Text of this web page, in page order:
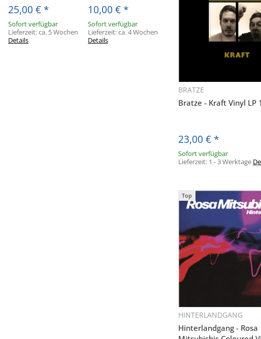
BRATZE
Bratze - Kraft Vinyl LP
23,00 € *
Sofort verfügbar
Lieferzeit: 1 - 3 Werktage
Top
Schnellkauf
HINTERLANDGANG
Hinterlandgang - Rosa
25,00 € *
Sofort verfügbar
Lieferzeit:ca. 5 Wochen
Details
10,00 € *
Sofort verfügbar
Lieferzeit:ca. 4 Wochen
Details
* Ja, ich bin damit